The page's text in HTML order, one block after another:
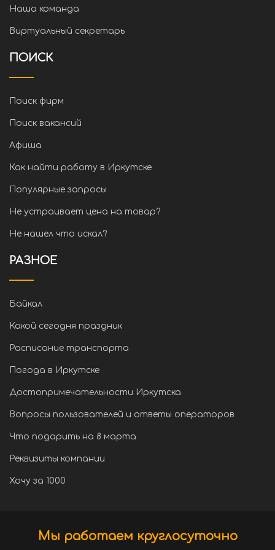
Наша команда
Виртуальный секретарь
ПОИСК
Поиск фирм
Поиск вакансий
Афиша
Как найти работу в Иркутске
Популярные запросы
Не устраивает цена на товар?
Не нашел что искал?
РАЗНОЕ
Байкал
Какой сегодня праздник
Расписание транспорта
Погода в Иркутске
Достопримечательности Иркутска
Вопросы пользователей и ответы операторов
Что подарить на 8 марта
Реквизиты компании
Хочу за 1000
Мы работаем круглосуточно